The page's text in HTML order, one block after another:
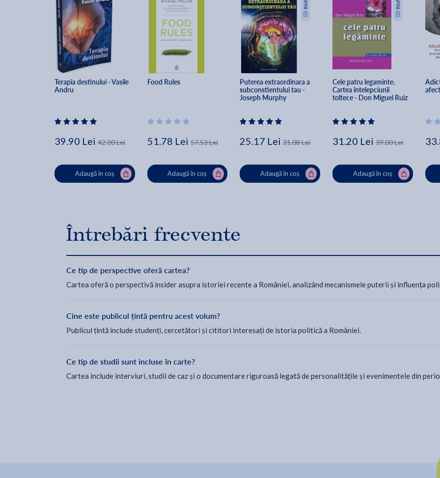
Terapia destinului - Vasile
Andru
39.90 Lei 42.00 Lei
Adaugă în coș
Food Rules
51.78 Lei 57.53 Lei
Adaugă în coș
Puterea extraordinara a
subconstientului tau -
Joseph Murphy
25.17 Lei 31.08 Lei
Adaugă în coș
Cele patru legaminte.
Cartea intelepciunii
toltece - Don Miguel Ruiz
31.20 Lei 39.00 Lei
Adaugă în coș
Întrebări frecvente
Ce tip de perspective oferă cartea?
Cartea oferă o perspectivă insider asupra istoriei recente a României, analizând mecanismele puterii și influența
Cine este publicul țintă pentru acest volum?
Publicul țintă include studenți, cercetători și cititori interesați de istoria politică a României.
Ce tip de studii sunt incluse în carte?
Cartea include interviuri, studii de caz și o documentare riguroasă legată de personalitățile și evenimentele din